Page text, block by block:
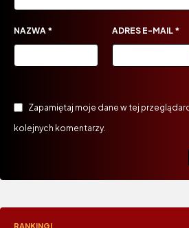
NAZWA * ADRES E-MAIL *
Zapamiętaj moje dane w tej
kolejnych komentarzy.
RANKINGI